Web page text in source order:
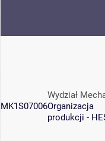
MK1S07006
Wydział
Organizacja
produkcji -